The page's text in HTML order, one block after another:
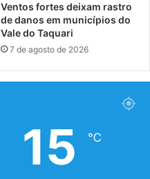
Ventos fortes deixam rastro
de danos em municípios do
Vale do Taquari
7 de agosto de 2026
15 ℃